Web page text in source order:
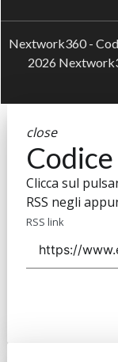
Nextwork360 -
2026
close
Codice
Clicca sul
RSS negli
RSS link